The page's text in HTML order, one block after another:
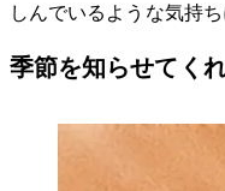
しんでいるような気持ち
季節を知らせてく